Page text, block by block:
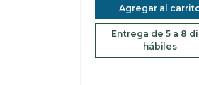
Agregar al
Entrega de 5 a 8
hábiles